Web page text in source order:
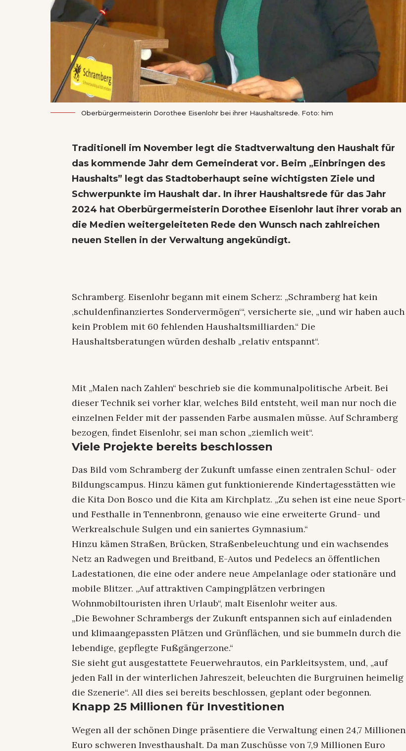
Oberbürgermeisterin Dorothee Eisenlohr bei ihrer Haushaltsrede. Foto: him
Traditionell im November legt die Stadtverwaltung den Haushalt für
das kommende Jahr dem Gemeinderat vor. Beim „Einbringen des
Haushalts” legt das Stadtoberhaupt seine wichtigsten Ziele und
Schwerpunkte im Haushalt dar. In ihrer Haushaltsrede für das Jahr
2024 hat Oberbürgermeisterin Dorothee Eisenlohr laut ihrer vorab an
die Medien weitergeleiteten Rede den Wunsch nach zahlreichen
neuen Stellen in der Verwaltung angekündigt.
Schramberg. Eisenlohr begann mit einem Scherz: „Schramberg hat kein
‚schuldenfinanziertes Sondervermögen‘“, versicherte sie, „und wir haben auch
kein Problem mit 60 fehlenden Haushaltsmilliarden.“ Die
Haushaltsberatungen würden deshalb „relativ entspannt“.
Mit „Malen nach Zahlen“ beschrieb sie die kommunalpolitische Arbeit. Bei
dieser Technik sei vorher klar, welches Bild entsteht, weil man nur noch die
einzelnen Felder mit der passenden Farbe ausmalen müsse. Auf Schramberg
bezogen, findet Eisenlohr, sei man schon „ziemlich weit“.
Viele Projekte bereits beschlossen
Das Bild vom Schramberg der Zukunft umfasse einen zentralen Schul- oder
Bildungscampus. Hinzu kämen gut funktionierende Kindertagesstätten wie
die Kita Don Bosco und die Kita am Kirchplatz. „Zu sehen ist eine neue Sport-
und Festhalle in Tennenbronn, genauso wie eine erweiterte Grund- und
Werkrealschule Sulgen und ein saniertes Gymnasium.“
Hinzu kämen Straßen, Brücken, Straßenbeleuchtung und ein wachsendes
Netz an Radwegen und Breitband, E-Autos und Pedelecs an öffentlichen
Ladestationen, die eine oder andere neue Ampelanlage oder stationäre und
mobile Blitzer. „Auf attraktiven Campingplätzen verbringen
Wohnmobiltouristen ihren Urlaub“, malt Eisenlohr weiter aus.
„Die Bewohner Schrambergs der Zukunft entspannen sich auf einladenden
und klimaangepassten Plätzen und Grünflächen, und sie bummeln durch die
lebendige, gepflegte Fußgängerzone.“
Sie sieht gut ausgestattete Feuerwehrautos, ein Parkleitsystem, und, „auf
jeden Fall in der winterlichen Jahreszeit, beleuchten die Burgruinen heimelig
die Szenerie“. All dies sei bereits beschlossen, geplant oder begonnen.
Knapp 25 Millionen für Investitionen
Wegen all der schönen Dinge präsentiere die Verwaltung einen 24,7 Millionen
Euro schweren Investhaushalt. Da man Zuschüsse von 7,9 Millionen Euro